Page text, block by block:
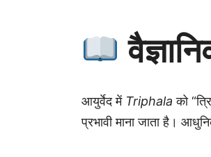
आयुर्वेद में Triphala को
प्रभावी माना जाता है।